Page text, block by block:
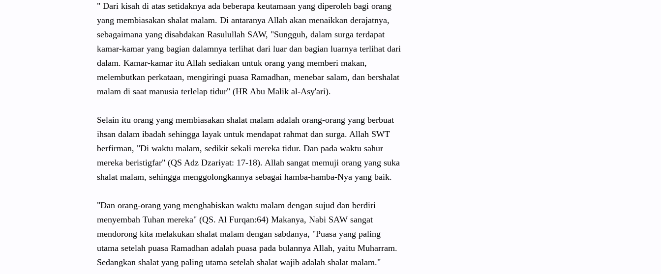
" Dari kisah di atas setidaknya ada beberapa keutamaan yang diperoleh bagi orang
yang membiasakan shalat malam. Di antaranya Allah akan menaikkan derajatnya,
sebagaimana yang disabdakan Rasulullah SAW, "Sungguh, dalam surga terdapat
kamar-kamar yang bagian dalamnya terlihat dari luar dan bagian luarnya terlihat dari
dalam. Kamar-kamar itu Allah sediakan untuk orang yang memberi makan,
melembutkan perkataan, mengiringi puasa Ramadhan, menebar salam, dan bershalat
malam di saat manusia terlelap tidur" (HR Abu Malik al-Asy'ari).
Selain itu orang yang membiasakan shalat malam adalah orang-orang yang berbuat
ihsan dalam ibadah sehingga layak untuk mendapat rahmat dan surga. Allah SWT
berfirman, "Di waktu malam, sedikit sekali mereka tidur. Dan pada waktu sahur
mereka beristigfar" (QS Adz Dzariyat: 17-18). Allah sangat memuji orang yang suka
shalat malam, sehingga menggolongkannya sebagai hamba-hamba-Nya yang baik.
"Dan orang-orang yang menghabiskan waktu malam dengan sujud dan berdiri
menyembah Tuhan mereka" (QS. Al Furqan:64) Makanya, Nabi SAW sangat
mendorong kita melakukan shalat malam dengan sabdanya, "Puasa yang paling
utama setelah puasa Ramadhan adalah puasa pada bulannya Allah, yaitu Muharram.
Sedangkan shalat yang paling utama setelah shalat wajib adalah shalat malam."